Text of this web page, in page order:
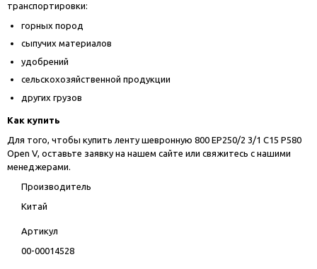
транспортировки:
горных пород
сыпучих материалов
удобрений
сельскохозяйственной продукции
других грузов
Как купить
Для того, чтобы купить ленту шевронную 800 EP250/2 3/1 C15 P580
Open V, оставьте заявку на нашем сайте или свяжитесь с нашими
менеджерами.
Производитель
Китай
Артикул
00-00014528